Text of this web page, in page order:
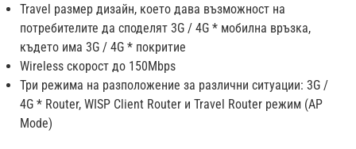
Travel размер дизайн, което дава възможност на
потребителите да споделят 3G / 4G * мобилна връзка,
където има 3G / 4G * покритие
Wireless скорост до 150Mbps
Три режима на разположение за различни ситуации: 3G /
4G * Router, WISP Client Router и Travel Router режим (AP
Mode)